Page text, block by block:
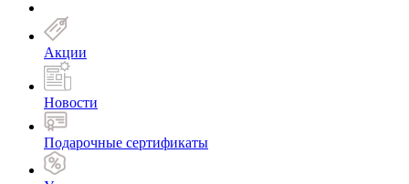
Акции
Новости
Подарочные сертификаты